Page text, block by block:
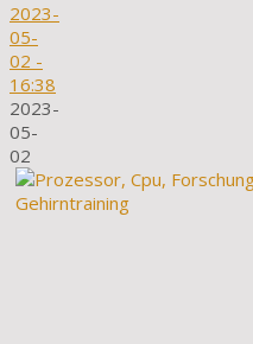
2023-
05-
02 -
16:38
2023-
05-
02